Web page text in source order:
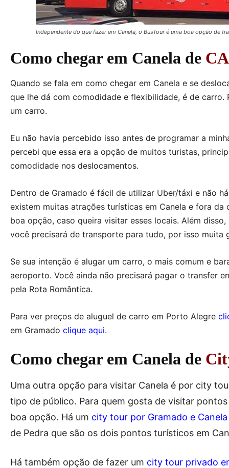
Independente do que fazer em Canela, o BusTour é uma boa opção de
Como chegar em Canela de
Quando se fala em como chegar em Canela e se
que lhe dá com comodidade e flexibilidade, é de
um carro.
Eu não havia percebido isso antes de programar a
percebi que essa era a opção de muitos turistas,
comodidade nos deslocamentos.
Dentro de Gramado é fácil de utilizar Uber/táxi e não
existem muitas atrações turísticas em Canela e fora
boa opção, caso queira visitar esses locais. Além
você precisará de transporte para tudo, por isso muita
Se sua intenção é alugar um carro, o mais comum e
aeroporto. Você ainda não precisará pagar o transfer
pela Rota Romântica.
Para ver preços de aluguel de carro em Porto Alegre
em Gramado clique aqui.
Como chegar em Canela de
Uma outra opção para visitar Canela é por city
tipo de público. Para quem gosta de visitar
boa opção. Há um city tour por Gramado e Canela
de Pedra que são os dois pontos turísticos em
Há também opção de fazer um city tour privado